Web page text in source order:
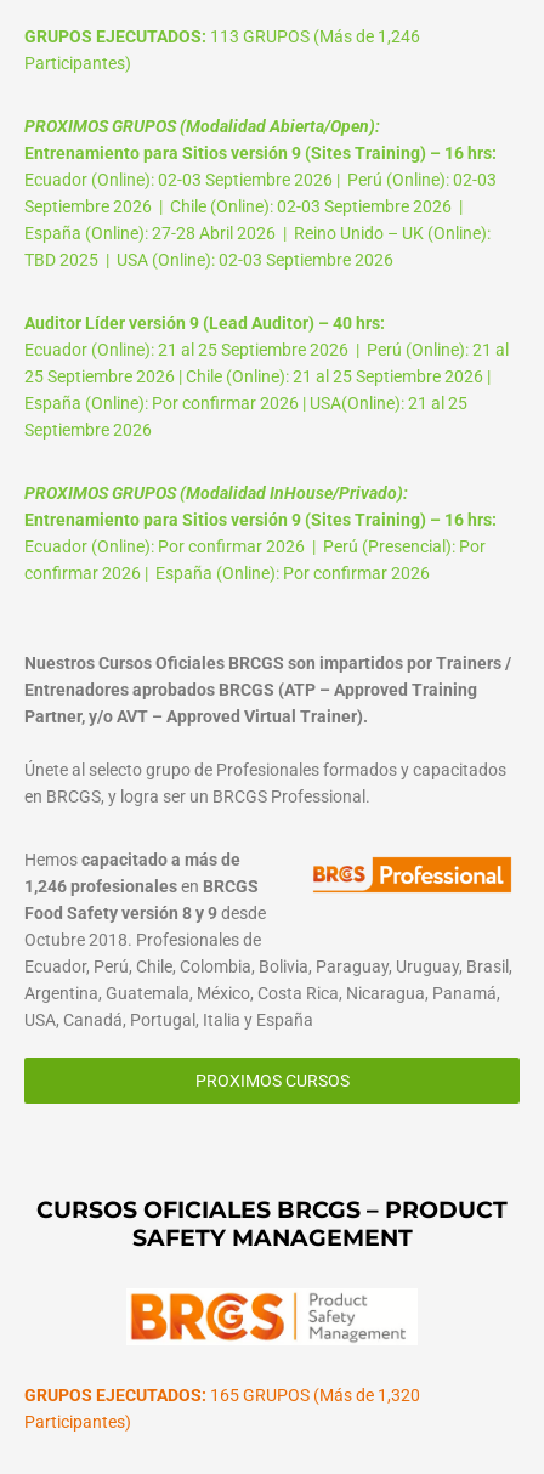
GRUPOS EJECUTADOS: 113 GRUPOS (Más de 1,246
Participantes)
PROXIMOS GRUPOS (Modalidad Abierta/Open):
Entrenamiento para Sitios versión 9 (Sites Training) – 16 hrs:
Ecuador (Online): 02-03 Septiembre 2026 | Perú (Online): 02-03
Septiembre 2026 | Chile (Online): 02-03 Septiembre 2026 |
España (Online): 27-28 Abril 2026 | Reino Unido – UK (Online):
TBD 2025 | USA (Online): 02-03 Septiembre 2026
Auditor Líder versión 9 (Lead Auditor) – 40 hrs:
Ecuador (Online): 21 al 25 Septiembre 2026 | Perú (Online): 21 al
25 Septiembre 2026 | Chile (Online): 21 al 25 Septiembre 2026 |
España (Online): Por confirmar 2026 | USA(Online): 21 al 25
Septiembre 2026
PROXIMOS GRUPOS (Modalidad InHouse/Privado):
Entrenamiento para Sitios versión 9 (Sites Training) – 16 hrs:
Ecuador (Online): Por confirmar 2026 | Perú (Presencial): Por
confirmar 2026 | España (Online): Por confirmar 2026
Nuestros Cursos Oficiales BRCGS son impartidos por Trainers /
Entrenadores aprobados BRCGS (ATP – Approved Training
Partner, y/o AVT – Approved Virtual Trainer).
Únete al selecto grupo de Profesionales formados y capacitados
en BRCGS, y logra ser un BRCGS Professional.
Hemoscapacitado a más de
1,246 profesionalesen BRCGS
Food Safety versión 8 y 9desde
Octubre 2018. Profesionales de
Ecuador, Perú, Chile, Colombia, Bolivia, Paraguay, Uruguay, Brasil,
Argentina, Guatemala, México, Costa Rica, Nicaragua, Panamá,
USA, Canadá, Portugal, Italia y España
PROXIMOS CURSOS
CURSOS OFICIALES BRCGS – PRODUCT
SAFETY MANAGEMENT
GRUPOS EJECUTADOS: 165 GRUPOS (Más de 1,320
Participantes)